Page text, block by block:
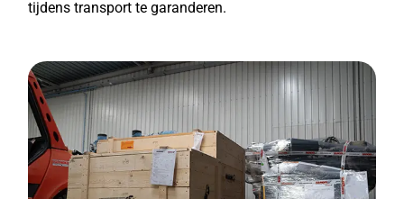
tijdens transport te garanderen.